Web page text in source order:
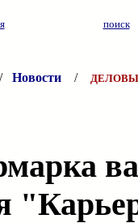
поиск
Новости /